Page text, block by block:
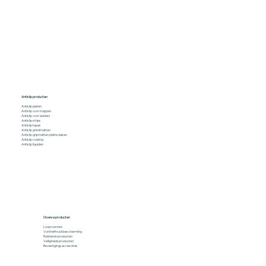
Antislip producten
Antislip platen
Antislip voor trappen
Antislip voor ladders
Antislip strips
Antislip tapes
Antislip grindmatten
Antislip gripmatten platte daken
Antislip coating
Antislip liquiden
Diverse producten
Looproosters
Vorkheftruckbescherming
Rubberen producten
Veiligheidsproducten
Bevestigingsaccesoires